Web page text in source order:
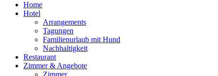
Home
Hotel
Arrangements
Tagungen
Familienurlaub mit Hund
Nachhaltigkeit
Restaurant
Zimmer & Angebote
Zimmer